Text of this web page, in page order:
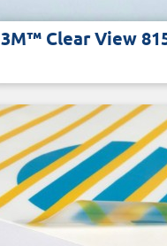
3M™ Clear View